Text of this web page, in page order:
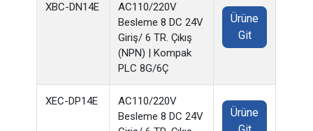
XBC-DN14E
AC110/220V
Besleme 8 DC 24V
Giriş/ 6 TR. Çıkış
(NPN) | Kompak
PLC 8G/6Ç
Ürüne
Git
XEC-DP14E
AC110/220V
Besleme 8 DC 24V
Ürüne